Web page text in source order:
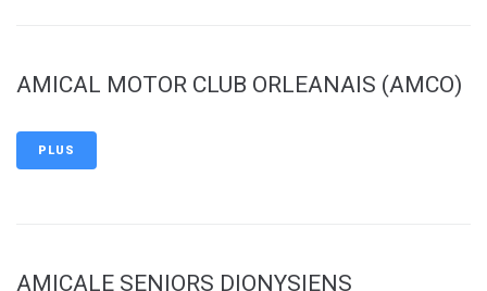
AMICAL MOTOR CLUB ORLEANAIS (AMCO)
PLUS
AMICALE SENIORS DIONYSIENS